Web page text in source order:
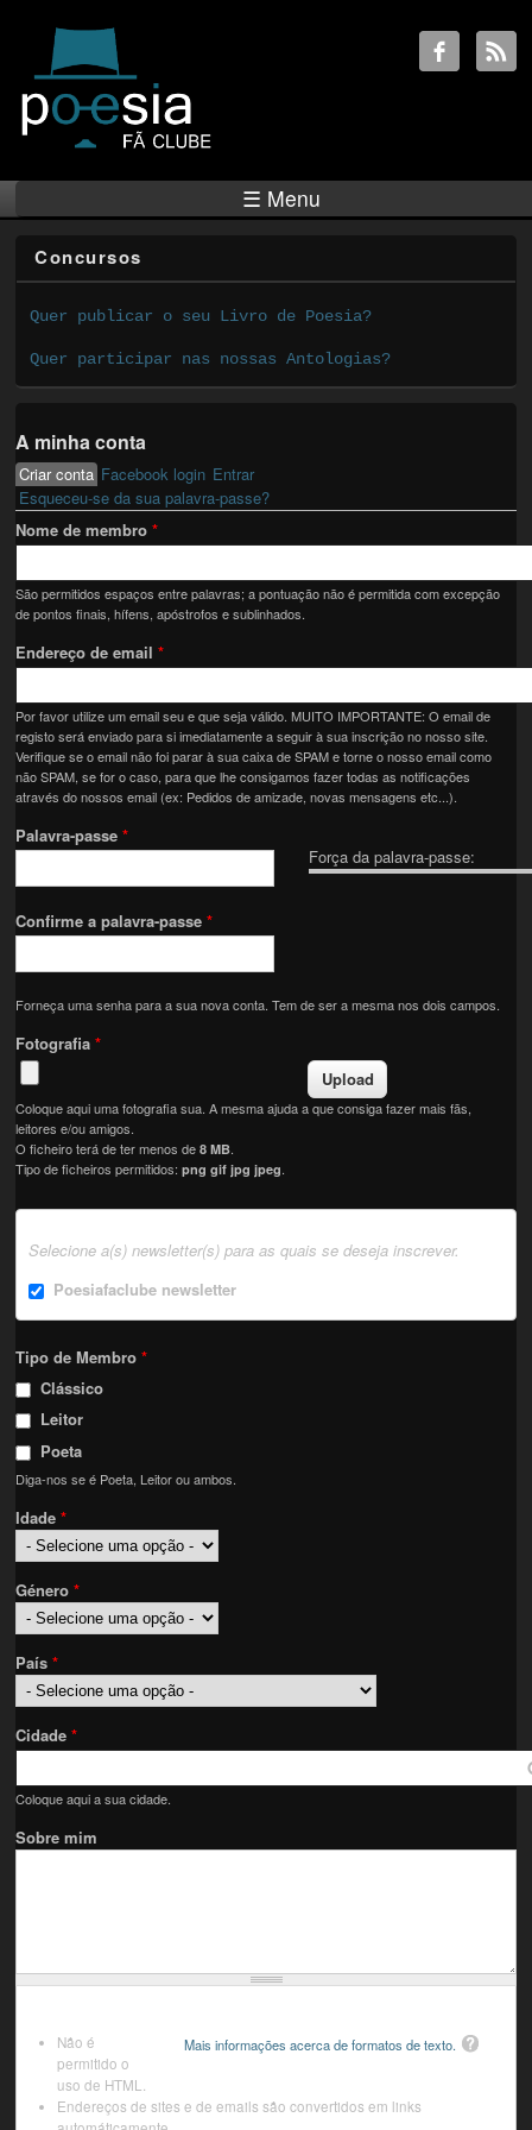
☰ Menu
Concursos
Quer publicar o seu Livro de Poesia?
Quer participar nas nossas Antologias?
A minha conta
Primary tabs
Criar conta (active tab)
Facebook login Entrar
Esqueceu-se da sua palavra-passe?
Nome de membro*
São permitidos espaços entre palavras; a pontuação não é permitida com excepção
de pontos finais, hífens, apóstrofos e sublinhados.
Endereço de email*
Por favor utilize um email seu e que seja válido. MUITO IMPORTANTE: O email de
registo será enviado para si imediatamente a seguir à sua inscrição no nosso site.
Verifique se o email não foi parar à sua caixa de SPAM e torne o nosso email como
não SPAM, se for o caso, para que lhe consigamos fazer todas as notificações
através do nossos email (ex: Pedidos de amizade, novas mensagens etc...).
Força da palavra-passe:
Palavra-passe*
Confirme a palavra-passe*
Forneça uma senha para a sua nova conta. Tem de ser a mesma nos dois campos.
Fotografia*
Coloque aqui uma fotografia sua. A mesma ajuda a que consiga fazer mais fãs,
leitores e/ou amigos.
O ficheiro terá de ter menos de8 MB
Tipo de ficheiros permitidos:png gif jpg jpeg
Selecione a(s) newsletter(s) para as quais se deseja inscrever.
Poesiafaclube newsletter
Tipo de Membro*
Clássico
Leitor
Poeta
Diga-nos se é Poeta, Leitor ou ambos.
Idade*
Género*
País*
Cidade*
Coloque aqui a sua cidade.
Sobre mim
Mais informações acerca de formatos de texto.
Não é
permitido o
uso de HTML.
Endereços de sites e de emails são convertidos em links